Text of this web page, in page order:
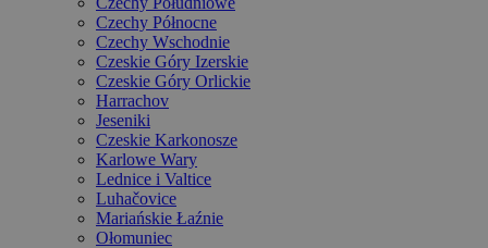
Czechy Północne
Czechy Wschodnie
Czeskie Góry Izerskie
Czeskie Góry Orlickie
Harrachov
Jeseniki
Czeskie Karkonosze
Karlowe Wary
Lednice i Valtice
Luhačovice
Mariańskie Łaźnie
Ołomuniec